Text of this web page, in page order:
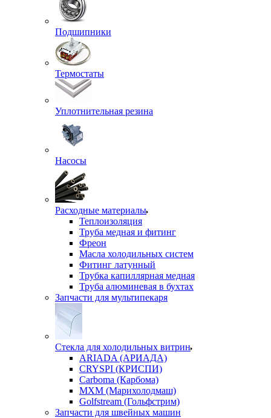
Подшипники
Термостаты
Уплотнительная резина
Насосы
Расходные материалы
Теплоизоляция
Труба медная и фитинг
Фреон
Масла холодильных систем
Фитинг латунный
Трубка капиллярная медная
Труба алюминевая в бухтах
Запчасти для мультипекаря
Стекла для холодильных витрин
ARIADA (АРИАДА)
CRYSPI (КРИСПИ)
Carboma (Карбома)
MXM (Марихолодмаш)
Golfstream (Гольфстрим)
Запчасти для швейных машин